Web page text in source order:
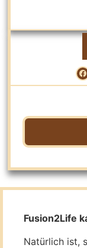
Fusion2Life
Natürlich ist,